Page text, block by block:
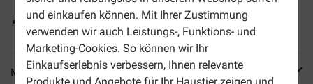
und einkaufen können. Mit Ihrer Zustimmung
verwenden wir auch Leistungs-, Funktions- und
Marketing-Cookies. So können wir Ihr
Einkaufserlebnis verbessern, Ihnen relevante
Natürliche Produkte
Mehr Produktinfos